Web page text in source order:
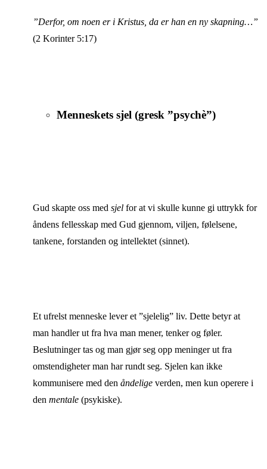
”Derfor, om noen er i Kristus, da er han en ny skapning…”
(2 Korinter 5:17)
Menneskets sjel (gresk ”psychè”)
Gud skapte oss med sjel for at vi skulle kunne gi uttrykk for
åndens fellesskap med Gud gjennom, viljen, følelsene,
tankene, forstanden og intellektet (sinnet).
Et ufrelst menneske lever et ”sjelelig” liv. Dette betyr at
man handler ut fra hva man mener, tenker og føler.
Beslutninger tas og man gjør seg opp meninger ut fra
omstendigheter man har rundt seg. Sjelen kan ikke
kommunisere med den åndelige verden, men kun operere i
den mentale (psykiske).